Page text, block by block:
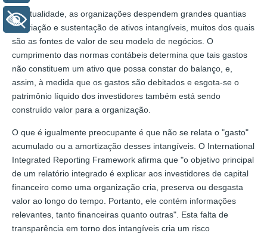
Na atualidade, as organizações despendem grandes quantias
na criação e sustentação de ativos intangíveis, muitos dos quais
são as fontes de valor de seu modelo de negócios. O
cumprimento das normas contábeis determina que tais gastos
não constituem um ativo que possa constar do balanço, e,
assim, à medida que os gastos são debitados e esgota-se o
patrimônio líquido dos investidores também está sendo
construído valor para a organização.
O que é igualmente preocupante é que não se relata o "gasto"
acumulado ou a amortização desses intangíveis. O International
Integrated Reporting Framework afirma que "o objetivo principal
de um relatório integrado é explicar aos investidores de capital
financeiro como uma organização cria, preserva ou desgasta
valor ao longo do tempo. Portanto, ele contém informações
relevantes, tanto financeiras quanto outras". Esta falta de
transparência em torno dos intangíveis cria um risco
+ Acessibilidade